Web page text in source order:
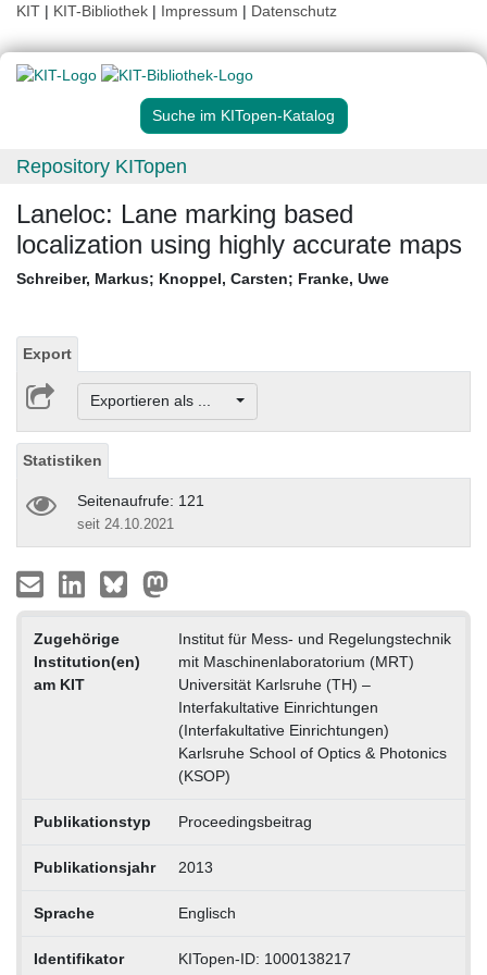
KIT | KIT-Bibliothek | Impressum | Datenschutz
Suche im KITopen-Katalog
Repository KITopen
Laneloc: Lane marking based
localization using highly accurate maps
Schreiber, Markus; Knoppel, Carsten; Franke, Uwe
Export
Exportieren als ...
Statistiken
Seitenaufrufe: 121
seit 24.10.2021
Zugehörige
Institution(en)
am KIT
Institut für Mess- und Regelungstechnik
mit Maschinenlaboratorium (MRT)
Universität Karlsruhe (TH) –
Interfakultative Einrichtungen
(Interfakultative Einrichtungen)
Karlsruhe School of Optics & Photonics
(KSOP)
Publikationstyp Proceedingsbeitrag
Publikationsjahr 2013
Sprache Englisch
Identifikator KITopen-ID: 1000138217